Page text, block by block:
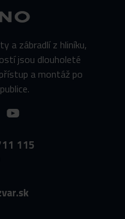
a zábradlí z hliníku,
jsou dlouholeté
a montáž po
115